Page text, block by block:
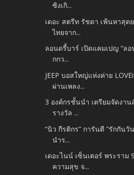
ซิงเกิ...
เดอะ สตรีท รัชดา เฟ้นหาสุด
ไทยจาก...
ลอนดรี้บาร์ เปิดแคมเปญ “ล
กกว...
JEEP บอสใหญ่แห่งค่าย
ผ่านเพลง...
3 องค์กรชั้นนำ เตรียมจัดงา
รางวัล ...
“นิว กีรติกร” การันตี “รักกัน
นำร...
เดอะไนน์ เซ็นเตอร์ พระราม
ความสุข จ...